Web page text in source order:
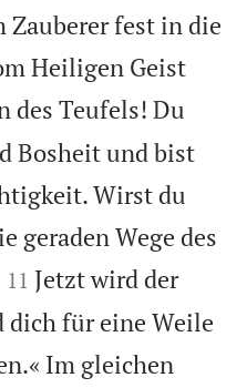
Zauberer fest in die
Heiligen Geist
des Teufels! Du
Bosheit und bist
Wirst du
geraden Wege des

11 Jetzt wird der
dich für eine Weile
Im gleichen